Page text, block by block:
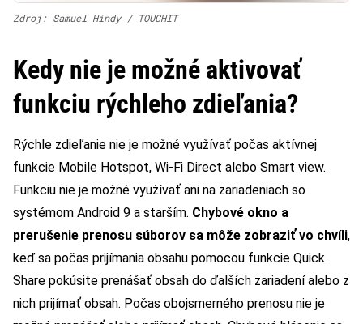
Zdroj: Samuel Hindy / TOUCHIT
Kedy nie je možné aktivovať
funkciu rýchleho zdieľania?
Rýchle zdieľanie nie je možné využívať počas aktívnej
funkcie Mobile Hotspot, Wi-Fi Direct alebo Smart view.
Funkciu nie je možné využívať ani na zariadeniach so
systémom Android 9 a starším. Chybové okno a
prerušenie prenosu súborov sa môže zobraziť vo chvíli,
keď sa počas prijímania obsahu pomocou funkcie Quick
Share pokúsite prenášať obsah do ďalších zariadení alebo z
nich prijímať obsah. Počas obojsmerného prenosu nie je